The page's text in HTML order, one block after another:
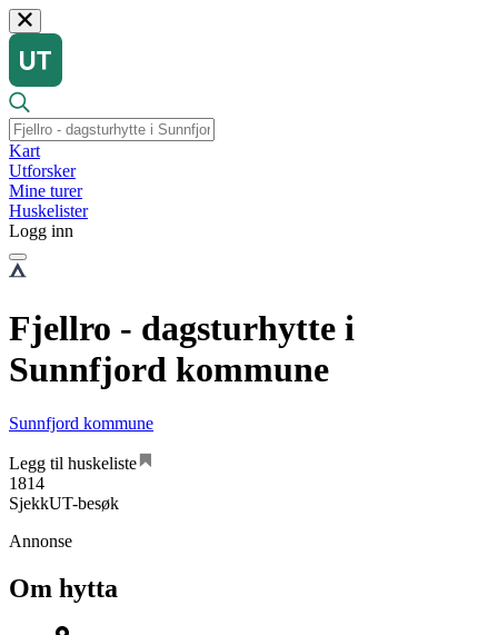
Kart
Utforsker
Mine turer
Huskelister
Logg inn
Fjellro - dagsturhytte i
Sunnfjord kommune
Sunnfjord kommune
Legg til huskeliste
1814
SjekkUT-besøk
Annonse
Om hytta